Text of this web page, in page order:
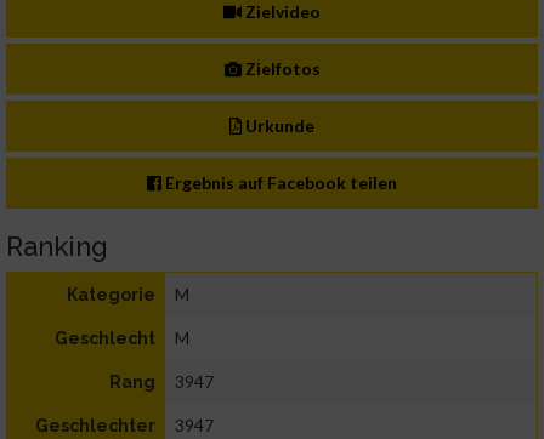
Zielvideo
Zielfotos
Urkunde
Ergebnis auf Facebook teilen
Ranking
Kategorie M
Geschlecht M
Rang 3947
Geschlechter
3947